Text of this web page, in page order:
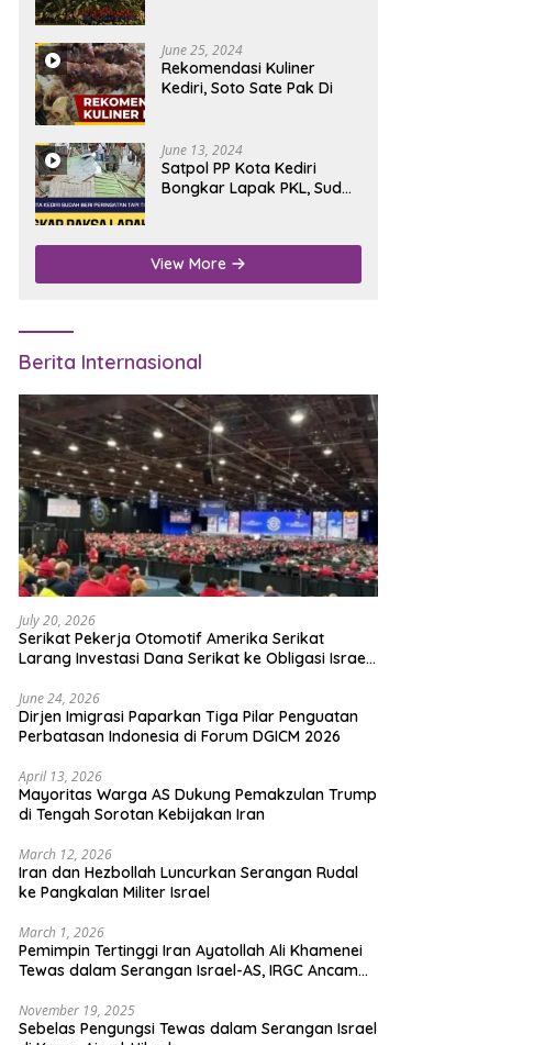
June 25, 2024
Rekomendasi Kuliner
Kediri, Soto Sate Pak Di
June 13, 2024
Satpol PP Kota Kediri
Bongkar Lapak PKL, Sudah
View More
Berita Internasional
July 20, 2026
Serikat Pekerja Otomotif Amerika Serikat
Larang Investasi Dana Serikat ke Obligasi Israel,
June 24, 2026
Dirjen Imigrasi Paparkan Tiga Pilar Penguatan
Perbatasan Indonesia di Forum DGICM 2026
April 13, 2026
Mayoritas Warga AS Dukung Pemakzulan Trump
di Tengah Sorotan Kebijakan Iran
March 12, 2026
Iran dan Hezbollah Luncurkan Serangan Rudal
ke Pangkalan Militer Israel
March 1, 2026
Pemimpin Tertinggi Iran Ayatollah Ali Khamenei
Tewas dalam Serangan Israel-AS, IRGC Ancam
November 19, 2025
Sebelas Pengungsi Tewas dalam Serangan Israel